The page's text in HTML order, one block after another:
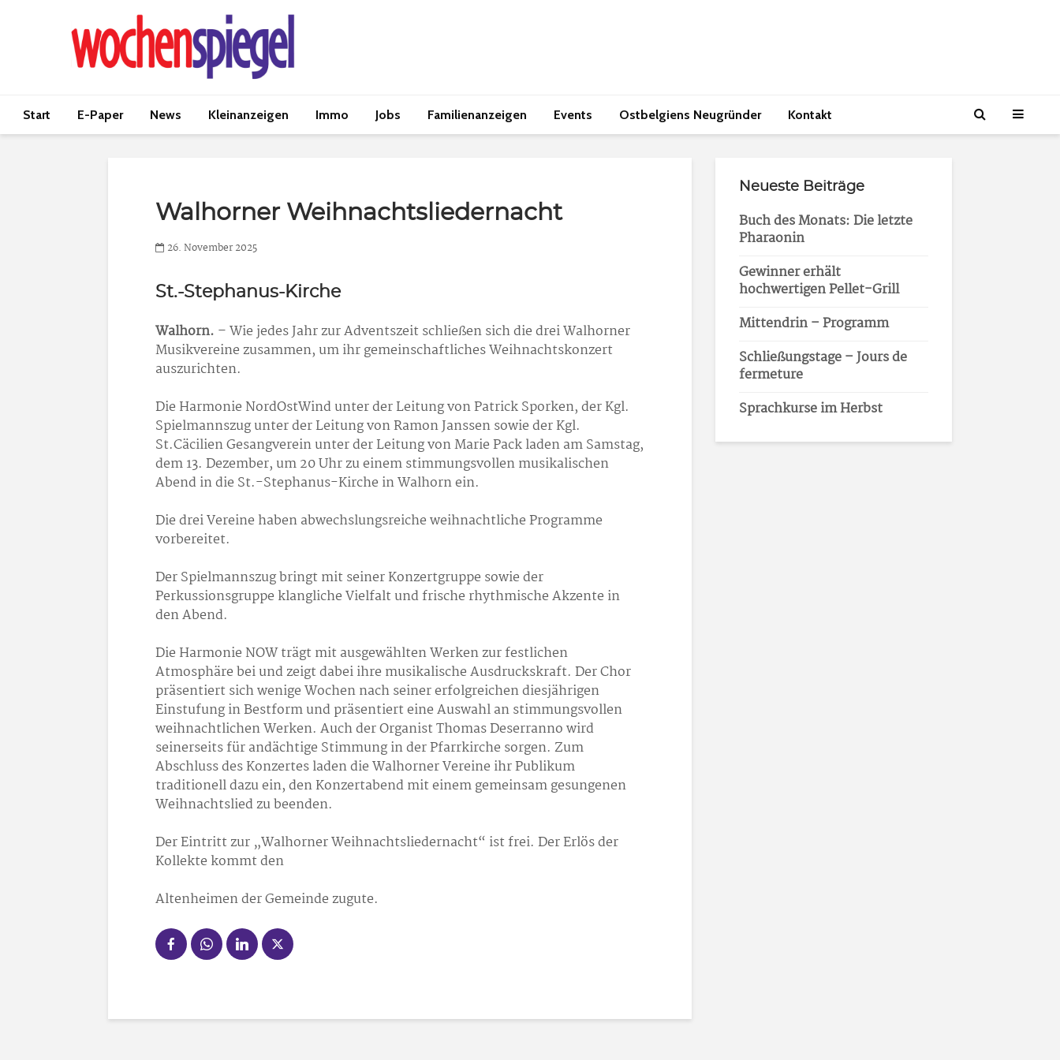
Start E-Paper News Kleinanzeigen Immo Jobs Familienanzeigen Events Ostbelgiens Neugründer Kontakt
Walhorner Weihnachtsliedernacht
26. November 2025
St.-Stephanus-Kirche
Walhorn. – Wie jedes Jahr zur Adventszeit schließen sich die drei Walhorner
Musikvereine zusammen, um ihr gemeinschaftliches Weihnachtskonzert
auszurichten.
Die Harmonie NordOstWind unter der Leitung von Patrick Sporken, der Kgl.
Spielmannszug unter der Leitung von Ramon Janssen sowie der Kgl.
St.Cäcilien Gesangverein unter der Leitung von Marie Pack laden am Samstag,
dem 13. Dezember, um 20 Uhr zu einem stimmungsvollen musikalischen
Abend in die St.-Stephanus-Kirche in Walhorn ein.
Die drei Vereine haben abwechslungsreiche weihnachtliche Programme
vorbereitet.
Der Spielmannszug bringt mit seiner Konzertgruppe sowie der
Perkussionsgruppe klangliche Vielfalt und frische rhythmische Akzente in
den Abend.
Die Harmonie NOW trägt mit ausgewählten Werken zur festlichen
Atmosphäre bei und zeigt dabei ihre musikalische Ausdruckskraft. Der Chor
präsentiert sich wenige Wochen nach seiner erfolgreichen diesjährigen
Einstufung in Bestform und präsentiert eine Auswahl an stimmungsvollen
weihnachtlichen Werken. Auch der Organist Thomas Deserranno wird
seinerseits für andächtige Stimmung in der Pfarrkirche sorgen. Zum
Abschluss des Konzertes laden die Walhorner Vereine ihr Publikum
traditionell dazu ein, den Konzertabend mit einem gemeinsam gesungenen
Weihnachtslied zu beenden.
Der Eintritt zur „Walhorner Weihnachtsliedernacht“ ist frei. Der Erlös der
Kollekte kommt den
Altenheimen der Gemeinde zugute.
Neueste Beiträge
Buch des Monats: Die letzte
Pharaonin
Gewinner erhält
hochwertigen Pellet-Grill
Mittendrin – Programm
Schließungstage – Jours de
fermeture
Sprachkurse im Herbst